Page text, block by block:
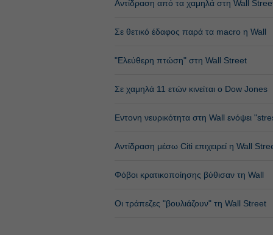
Αντίδραση από τα χαμηλά στη Wall
Σε θετικό έδαφος παρά τα macro η Wall
"Eλεύθερη πτώση" στη Wall Street
Σε χαμηλά 11 ετών κινείται ο Dow Jones
Εντονη νευρικότητα στη Wall ενόψει
Αντίδραση μέσω Citi επιχειρεί η Wall
Φόβοι κρατικοποίησης βύθισαν τη Wall
Οι τράπεζες "βουλιάζουν" τη Wall Street